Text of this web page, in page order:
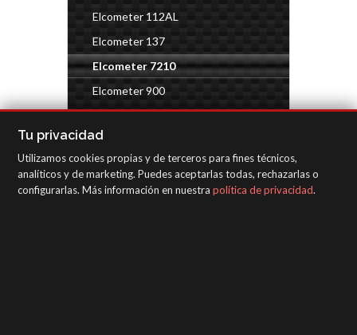
Elcometer 112AL
Elcometer 137
Elcometer 7210
Elcometer 900
Elcometer 148
Test calidad de aire
Kits de inspección de automóviles
Tu privacidad
Utilizamos cookies propias y de terceros para fines técnicos,
analíticos y de marketing. Puedes aceptarlas todas, rechazarlas o
configurarlas. Más información en nuestra política de privacidad.